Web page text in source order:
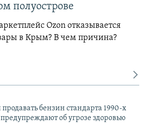
полуострове
Ozon отказывается
в Крым? В чем причина?
бензин стандарта 1990-х
об угрозе здоровью